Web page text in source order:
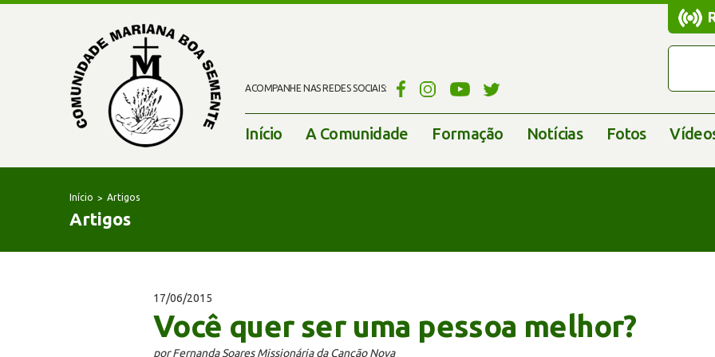
ACOMPANHE NAS REDES SOCIAIS:
Início A Comunidade Formação Notícias Fotos
Início Artigos
Artigos
17/06/2015
Você quer ser uma pessoa melhor?
por Fernanda Soares Missionária da Canção Nova